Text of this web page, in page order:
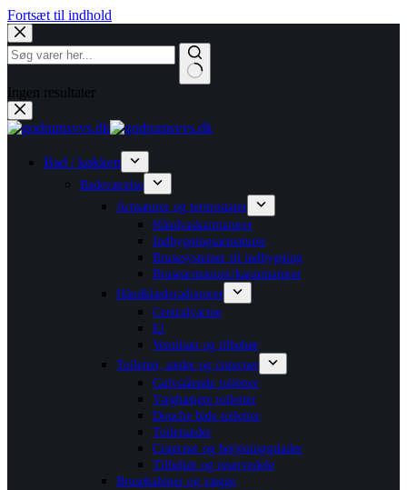
Fortsæt til indhold
Ingen resultater
Bad / køkken
Badeværelse
Armaturer og termostater
Håndvaskarmaturer
Indbygningsarmaturer
Brusesystemer til indbygning
Brusearmaturer/kararmaturer
Håndklæderadiatorer
Centralvarme
El
Ventilsæt og tilbehør
Toiletter, sæder og cisterner
Gulvstående toiletter
Væghængte toiletter
Douche bide toiletter
Toiletsæder
Cisterner og betjeningsplader
Tilbehør og reservedele
Brusekabiner og vægge